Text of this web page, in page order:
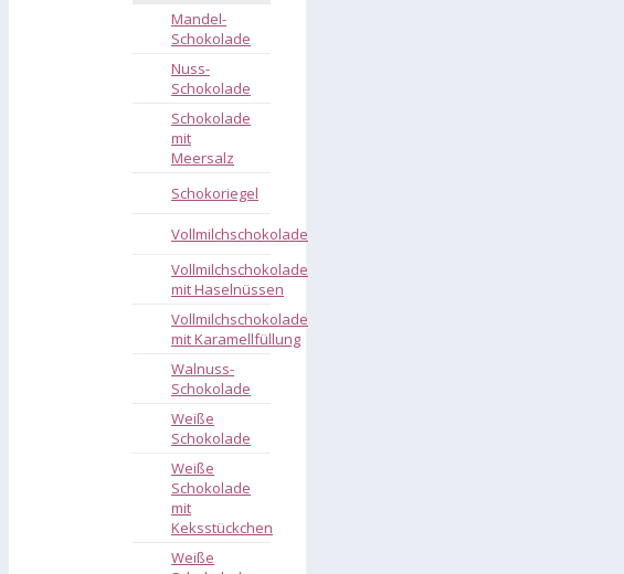
Mandel-
Schokolade
Nuss-
Schokolade
Schokolade
mit
Meersalz
Schokoriegel
Vollmilchschokolade
Vollmilchschokolade
mit Haselnüssen
Vollmilchschokolade
mit Karamellfüllung
Walnuss-
Schokolade
Weiße
Schokolade
Weiße
Schokolade
mit
Keksstückchen
Weiße